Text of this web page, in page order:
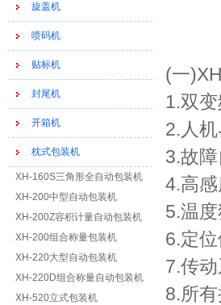
旋盖机
喷码机
贴标机
封尾机
开箱机
枕式包装机
XH-160S三角形全自动包装机
XH-200中型自动包装机
XH-200Z容积计量自动包装机
XH-200组合称量包装机
XH-220大型自动包装机
XH-220D组合称量自动包装机
XH-520立式包装机
(一
1.双
2.人
3.故
4.高
5.温
6.定
7.传
8.所